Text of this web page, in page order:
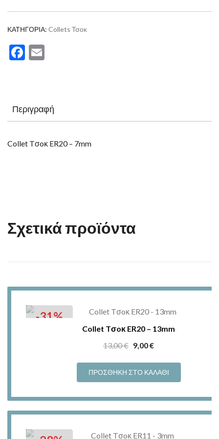
ΚΑΤΗΓΟΡΊΑ: Collets Τσοκ
Facebook
Περιγραφή
Collet Tσoκ ER20 – 7mm
Σχετικά προϊόντα
-31%
Collet Tσoκ ER20 – 13mm
13,00€ Original
was:
13,00 €.
9,00€Η
τιμή
είναι:
9,00 €.
ΠΡΟΣΘΉΚΗ ΣΤΟ ΚΑΛΆΘΙ